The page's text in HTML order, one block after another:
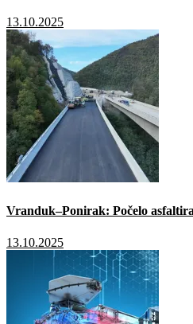
13.10.2025
Vranduk–Ponirak: Počelo
13.10.2025